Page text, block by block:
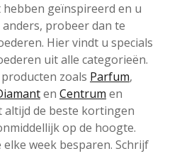
geïnspireerd en u
probeer dan te
Hier vindt u specials
uit alle categorieën.
zoals Parfum,
en Centrum en
altijd de beste kortingen
op de hoogte.
week besparen. Schrijf